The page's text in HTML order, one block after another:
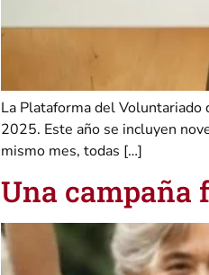
La Plataforma del Voluntariado
2025. Este año se incluyen
mismo mes, todas […]
Una campaña